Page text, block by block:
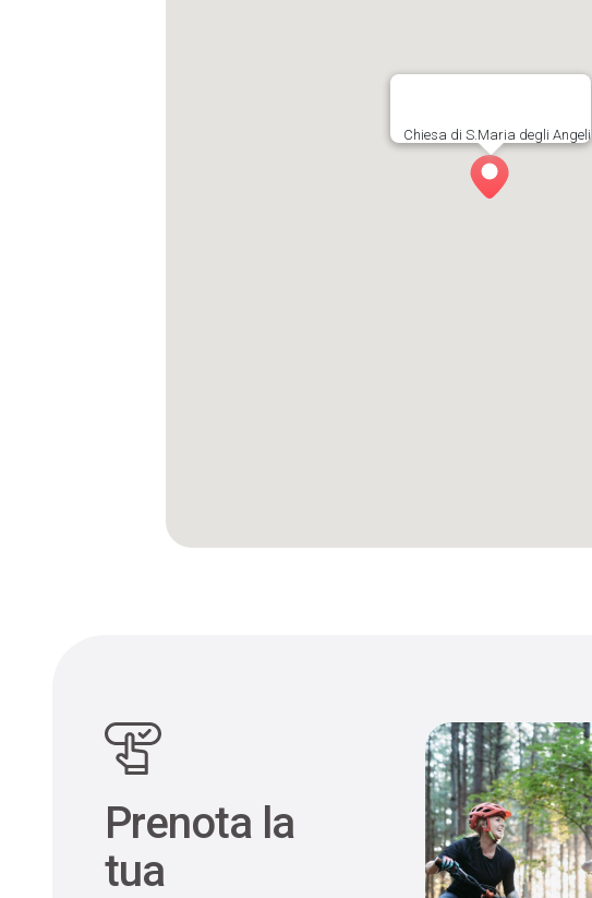
Chiesa di S.Maria degli Angeli
Prenota la
tua